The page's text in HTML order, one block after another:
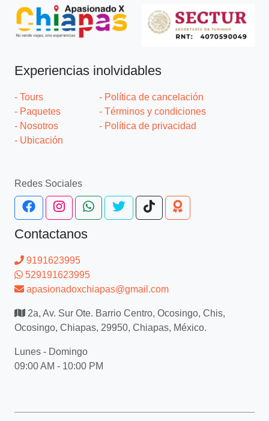
Experiencias inolvidables
- Tours
- Paquetes
- Nosotros
- Ubicación
- Política de cancelación
- Términos y condiciones
- Política de privacidad
Redes Sociales
Contactanos
9191623995
529191623995
apasionadoxchiapas@gmail.com
2a, Av. Sur Ote. Barrio Centro, Ocosingo, Chis,
Ocosingo, Chiapas, 29950, Chiapas, México.
Lunes - Domingo
09:00 AM - 10:00 PM